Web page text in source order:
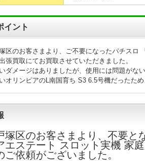
イント
区のお客さまより、ご不要になったパチスロ
張買取にてお買取させていただきました。
ダメージはありましたが、使用には問題がない
オリンピアのL南国育ち S3 6.5号機だったた
塚区のお客さまより、不要と
エステート スロット実機 家
ご依頼がございました。